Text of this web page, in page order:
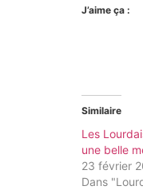
J’aime ça :
Similaire
Les
une belle
23 février
Dans